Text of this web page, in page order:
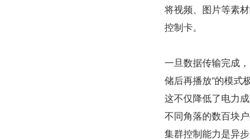
将视频、图片等素
控制卡。
一旦数据传输完成
储后再播放”的模式
这不仅降低了电力
不同角落的数百块
集群控制能力是异